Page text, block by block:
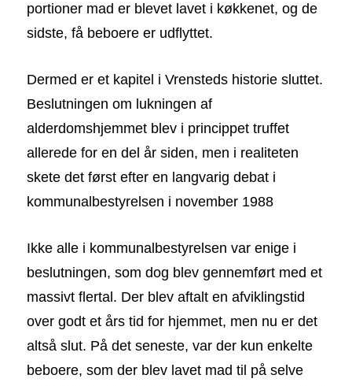
portioner mad er blevet lavet i køkkenet, og de
sidste, få beboere er udflyttet.
Dermed er et kapitel i Vrensteds historie sluttet.
Beslutningen om lukningen af
alderdomshjemmet blev i princippet truffet
allerede for en del år siden, men i realiteten
skete det først efter en langvarig debat i
kommunalbestyrelsen i november 1988
Ikke alle i kommunalbestyrelsen var enige i
beslutningen, som dog blev gennemført med et
massivt flertal. Der blev aftalt en afviklingstid
over godt et års tid for hjemmet, men nu er det
altså slut. På det seneste, var der kun enkelte
beboere, som der blev lavet mad til på selve